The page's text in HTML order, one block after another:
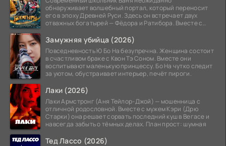
обнаруживает волшебный портал, который переносит
его в эпоху Древней Руси. Здесь он встречает двух
отважных богатырей — Фёдора и Ратибора. Вместе с
Замужняя убийца (2026)
Повседневность Ю Бо На безупречна. Женщина состоит
в счастливом браке с Квон Тэ Соном. Вместе они
воспитывают маленькую принцессу. Бо На чутко следит
за уютом, обустраивает интерьер, печёт пироги.
Лаки (2026)
Лаки Армстронг (Аня Тейлор-Джой) — мошенница с
отличной родословной. Вместе с мужем Кэри (Дрю
Старки) она решает сорвать последний куш в Вегасе и
навсегда забыть о тёмных делах. План прост: шумная
Тед Лассо (2026)